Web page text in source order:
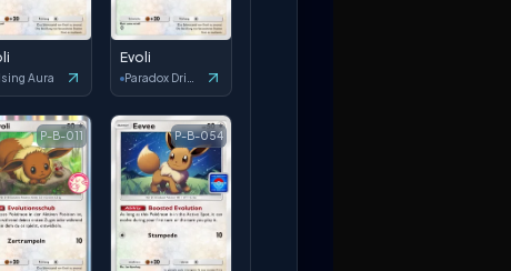
Aura
Evoli
P-B-011 P-B-054